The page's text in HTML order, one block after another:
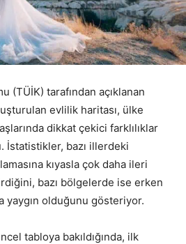
(TÜİK) tarafından açıklanan
evlilik haritası, ülke
dikkat çekici farklılıklar
İstatistikler, bazı illerdeki
kıyasla çok daha ileri
bazı bölgelerde ise erken
yaygın olduğunu gösteriyor.
tabloya bakıldığında, ilk